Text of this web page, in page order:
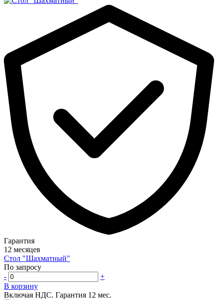
Гарантия
12 месяцев
Стол "Шахматный"
По запросу
-
+
В корзину
Включая НДС. Гарантия 12 мес.